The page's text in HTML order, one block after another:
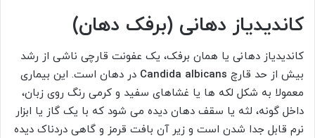
کاندیدیاز دهانی (برفک دهان)
کاندیدیاز دهانی یا همان برفک، یک عفونت قارچی ناشی از رشد
بیش از حد قارچ Candida albicans در دهان است. این بیماری
معمولا به شکل لکه ها یا غشاهای سفید و کرمی رنگ روی زبان،
داخل گونه، لثه یا سقف دهان دیده می شود که با یک گاز یا ابزار
نرم قابل جدا شدن است و زیر آن بافت قرمز و گاهی دردناک دیده